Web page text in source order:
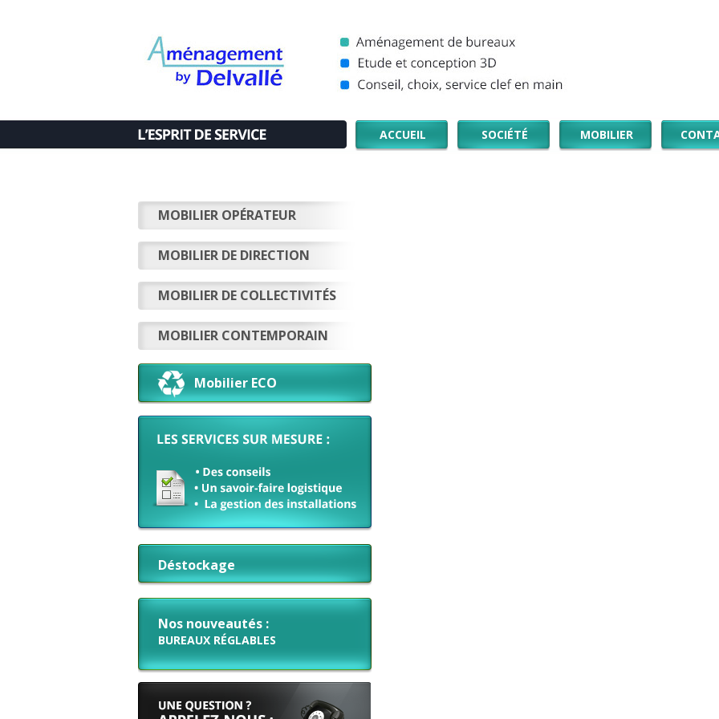
ACCUEIL SOCIÉTÉ MOBILIER
MOBILIER OPÉRATEUR
MOBILIER DE DIRECTION
MOBILIER DE COLLECTIVITÉS
MOBILIER CONTEMPORAIN
Mobilier ECO
Déstockage
Nos nouveautés :
BUREAUX RÉGLABLES